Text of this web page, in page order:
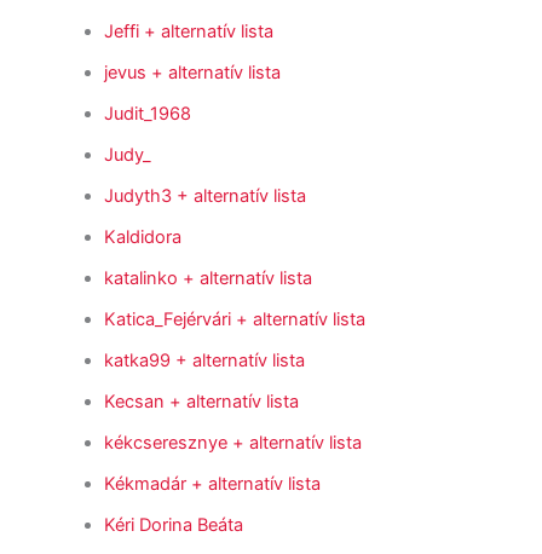
Jeffi + alternatív lista
jevus + alternatív lista
Judit_1968
Judy_
Judyth3 + alternatív lista
Kaldidora
katalinko + alternatív lista
Katica_Fejérvári + alternatív lista
katka99 + alternatív lista
Kecsan + alternatív lista
kékcseresznye + alternatív lista
Kékmadár + alternatív lista
Kéri Dorina Beáta